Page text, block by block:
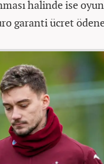
halinde ise
garanti ücret